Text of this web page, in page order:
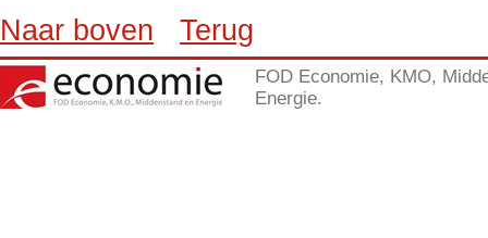
Naar boven Terug
FOD Economie, KMO,
Energie.